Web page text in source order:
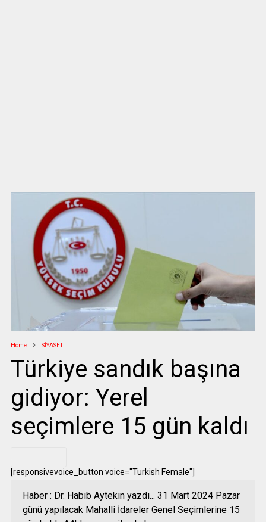
Home SİYASET
Türkiye sandık başına
gidiyor: Yerel
seçimlere 15 gün kaldı
[responsivevoice_button voice="Turkish Female"]
Haber : Dr. Habib Aytekin yazdı... 31 Mart 2024 Pazar
günü yapılacak Mahalli İdareler Genel Seçimlerine 15